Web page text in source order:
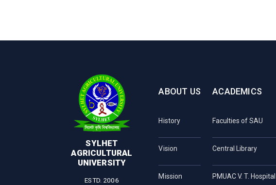
SYLHET
AGRICULTURAL
UNIVERSITY
ESTD. 2006
ABOUT US
History
Vision
Mission
ACADEMICS
Faculties of SAU
Central Library
PMUAC V. T. Hospital